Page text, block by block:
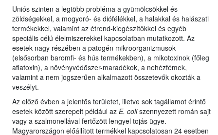
Uniós szinten a legtöbb probléma a gyümölcsökkel és
zöldségekkel, a mogyoró- és diófélékkel, a halakkal és halászati
termékekkel, valamint az étrend-kiegészítőkkel és egyéb
speciális célú élelmiszerekkel kapcsolatban mutatkozott. Az
esetek nagy részében a patogén mikroorganizmusok
(elsősorban baromfi- és hús termékekben), a mikotoxinok (főleg
aflatoxin), a növényvédőszer-maradékok, a nehézfémek,
valamint a nem jogszerűen alkalmazott összetevők okozták a
veszélyt.
Az előző évben a jelentős területet, illetve sok tagállamot érintő
esetek között szerepelt például az E. coliszennyezett román sajt
vagy a szalmonellával fertőzött lengyel tojás ügye.
Magyarországon előállított termékkel kapcsolatosan 24 esetben